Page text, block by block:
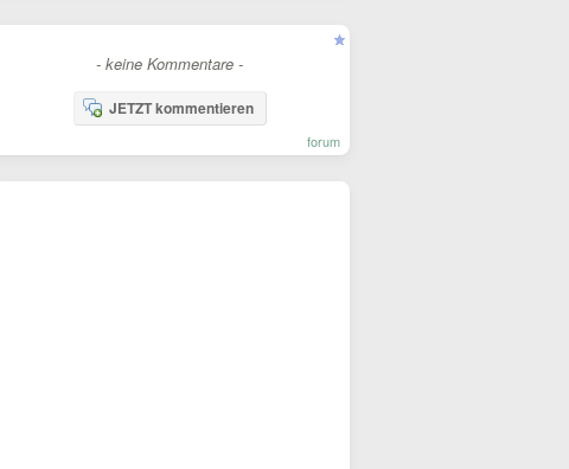
- keine Kommentare -
JETZT kommentieren
forum